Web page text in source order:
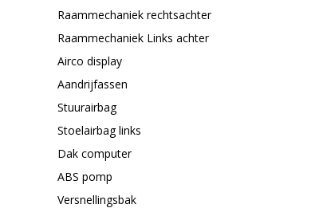
Raammechaniek rechtsachter
Raammechaniek Links achter
Airco display
Aandrijfassen
Stuurairbag
Stoelairbag links
Dak computer
ABS pomp
Versnellingsbak